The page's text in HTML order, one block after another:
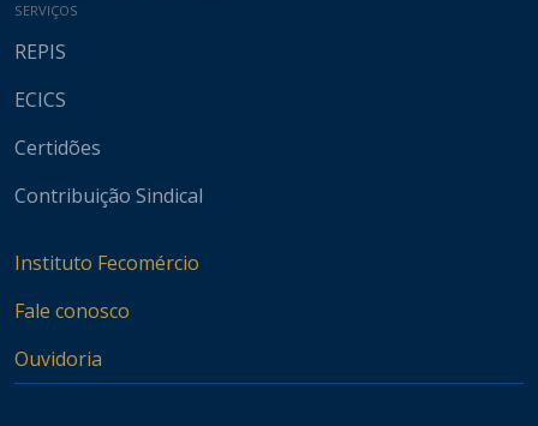
SERVIÇOS
REPIS
ECICS
Certidões
Contribuição Sindical
Instituto Fecomércio
Fale conosco
Ouvidoria